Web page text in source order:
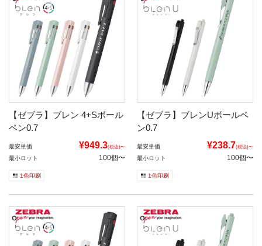
【ゼブラ】ブレン 4+Sボール
ペン0.7
最安単価 ¥949.3(税込)〜
最小ロット 100個〜
1色印刷
【ゼブラ】ブレンUボールペ
ン0.7
最安単価 ¥238.7(税込)〜
最小ロット 100個〜
1色印刷